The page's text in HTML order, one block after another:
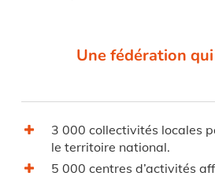
Une fédération
3 000 collectivités locales
le territoire national.
5 000 centres d’activités